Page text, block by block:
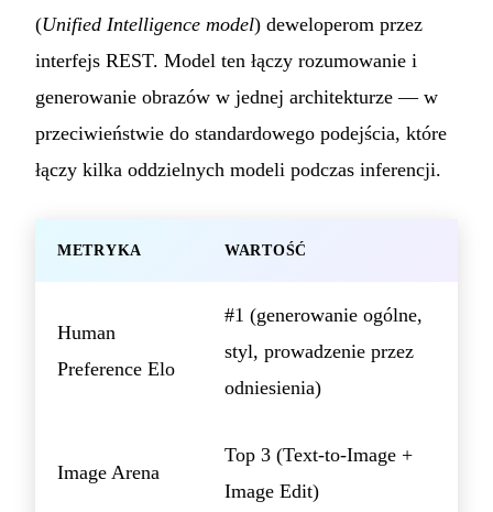
(Unified Intelligence model) deweloperom przez
interfejs REST. Model ten łączy rozumowanie i
generowanie obrazów w jednej architekturze — w
przeciwieństwie do standardowego podejścia, które
łączy kilka oddzielnych modeli podczas inferencji.
METRYKA WARTOŚĆ
Human
Preference Elo
#1 (generowanie ogólne,
styl, prowadzenie przez
odniesienia)
Image Arena
Top 3 (Text-to-Image +
Image Edit)